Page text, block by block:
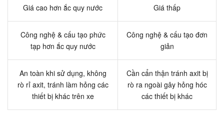
Giá cao hơn ắc quy nước Giá thấp
Công nghệ & cấu tạo phức
tạp hơn ắc quy nước
Công nghệ & cấu tạo đơn
giản
An toàn khi sử dụng, không
rò rỉ axit, tránh làm hỏng các
thiết bị khác trên xe
Cần cẩn thận tránh axit bị
rò ra ngoài gây hỏng hóc
các thiết bị khác